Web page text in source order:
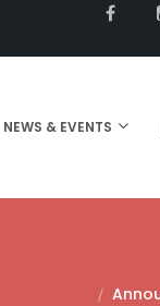
NEWS & EVENTS